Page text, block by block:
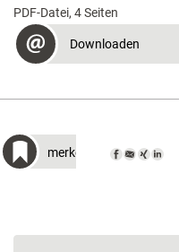
PDF-Datei, 4 Seiten
Downloaden
merken